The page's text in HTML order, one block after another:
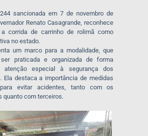
sancionada em 7 de novembro de
Renato Casagrande, reconhece
a corrida de carrinho de rolimã como
no estado.
um marco para a modalidade, que
praticada e organizada de forma
atenção especial à segurança dos
Ela destaca a importância de medidas
para evitar acidentes, tanto com os
quanto com terceiros.